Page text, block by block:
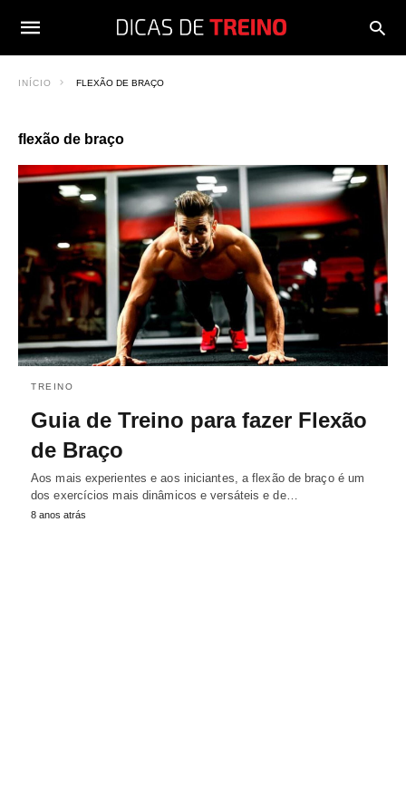
INÍCIO FLEXÃO DE BRAÇO
flexão de braço
TREINO
Guia de Treino para fazer Flexão
de Braço
Aos mais experientes e aos iniciantes, a flexão de braço é um
dos exercícios mais dinâmicos e versáteis e de…
8 anos atrás